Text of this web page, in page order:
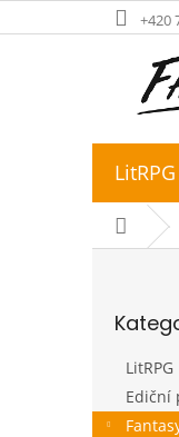
na
+420
LitRPG
Domů
n
LitRPG
Ediční